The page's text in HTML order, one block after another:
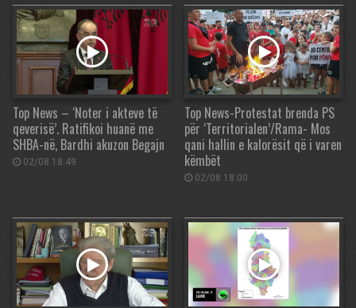
Top News – ‘Noter i akteve të
qeverisë’. Ratifikoi huanë me
SHBA-në, Bardhi akuzon Begajn
02/08 18:49
Top News-Protestat brenda PS
për ‘Territorialen’/Rama- Mos
qani hallin e kalorësit që i varen
këmbët
02/08 18:00